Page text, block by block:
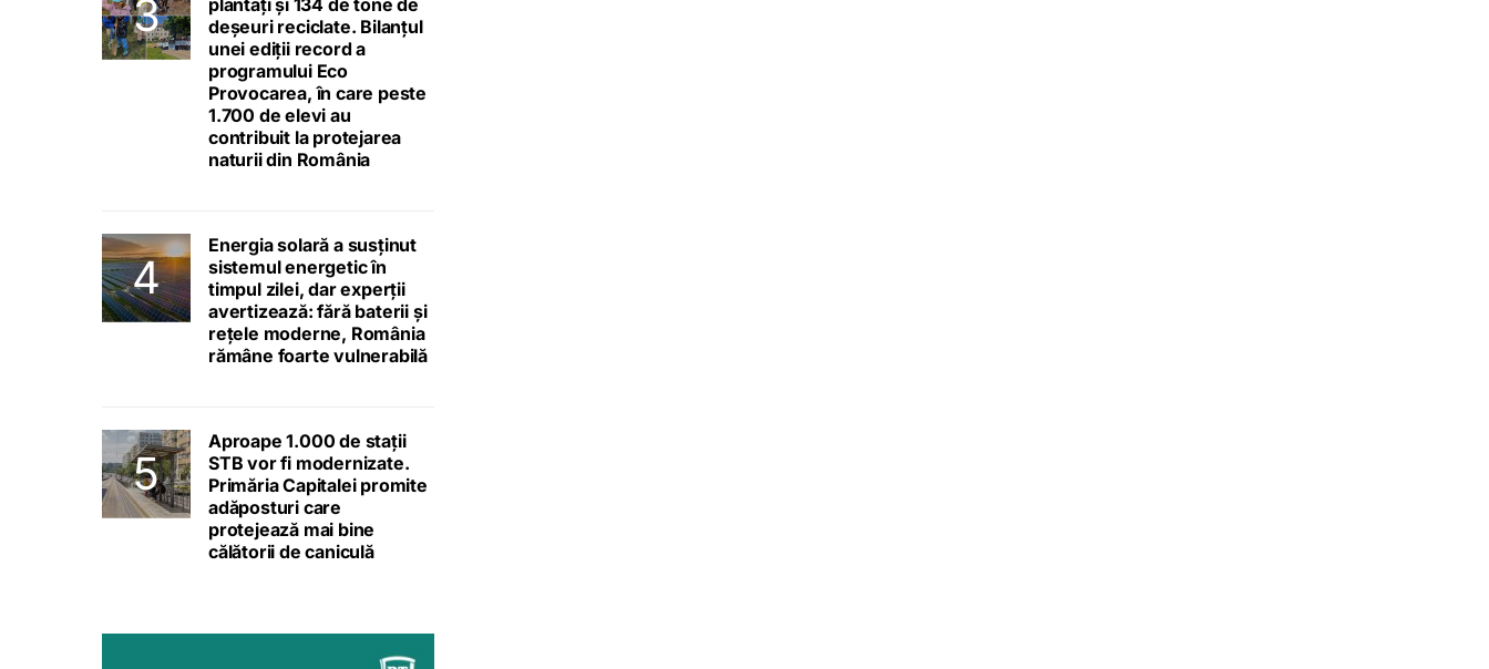
deșeuri reciclate. Bilanțul
unei ediții record a
programului Eco
Provocarea, în care peste
1.700 de elevi au
contribuit la protejarea
naturii din România
Energia solară a susținut
sistemul energetic în
timpul zilei, dar experții
avertizează: fără baterii și
rețele moderne, România
rămâne foarte vulnerabilă
Aproape 1.000 de stații
STB vor fi modernizate.
Primăria Capitalei promite
adăposturi care
protejează mai bine
călătorii de caniculă